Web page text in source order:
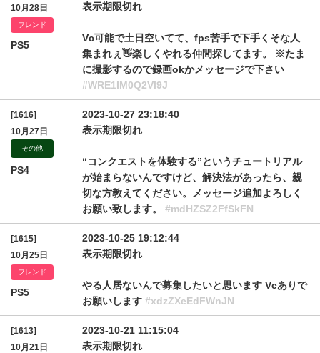
10月28日
フレンド
PS5
表示期限切れ
Vc可能で土日空いてて、fps苦手で下手くそな人
集まれぇ👋楽しくやれる仲間探してます。 ※たま
に撮影するので録画okかメッセージで下さい
#WRE1IM0Q2Vl9J
[1616]
10月27日
その他
PS4
2023-10-27 23:18:40
表示期限切れ
“コンクエストを体験する”というチュートリアル
が始まらないんですけど、解決法があったら、親
切な方教えてください。メッセージ追加よろしく
お願い致します。 #mdHZSZ2FfSkFN
[1615]
10月25日
フレンド
PS5
2023-10-25 19:12:44
表示期限切れ
やる人居ないんで募集したいと思います Vcありで
お願いします #xdzZXeEdFWnJN
[1613]
10月21日
2023-10-21 11:15:04
表示期限切れ